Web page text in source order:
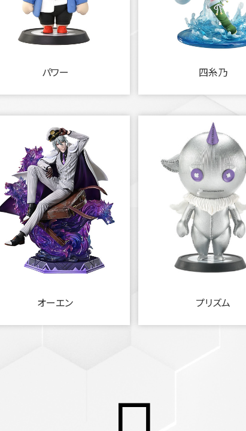
パワー 四糸乃
オーエン プリズム